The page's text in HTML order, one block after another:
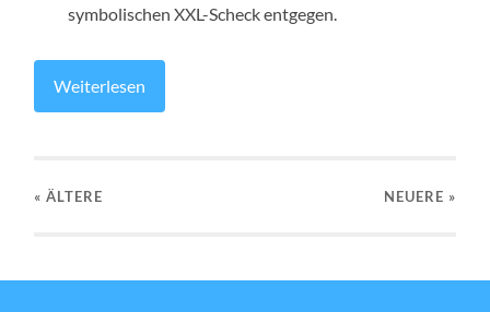
symbolischen XXL-Scheck entgegen.
Weiterlesen
« ÄLTERE NEUERE »